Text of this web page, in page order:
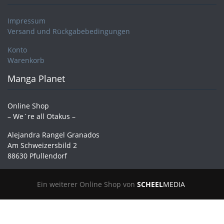
Impressum
Versand und Rückgabebedingungen
Konto
Warenkorb
Manga Planet
Online Shop
– We´re all Otakus –
Alejandra Rangel Granados
Am Schweizersbild 2
88630 Pfullendorf
Ein weiterer Online Shop von SCHEELMEDIA